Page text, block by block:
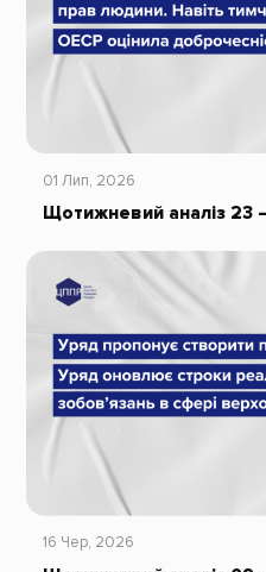
01 Лип, 2026
Щотижневий аналіз 23
16 Чер, 2026